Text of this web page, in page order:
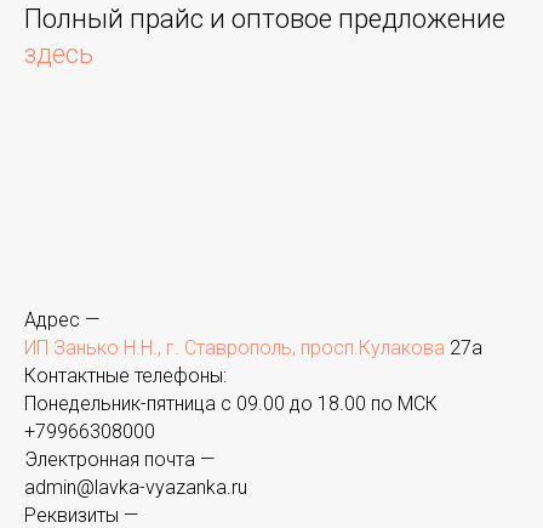
Полный прайс и оптовое предложение
здесь
Адрес —
ИП Занько Н.Н., г. Ставрополь, просп.Кулакова 27а
Контактные телефоны:
Понедельник-пятница с 09.00 до 18.00 по МСК
+79966308000
Электронная почта —
admin@lavka-vyazanka.ru
Реквизиты —